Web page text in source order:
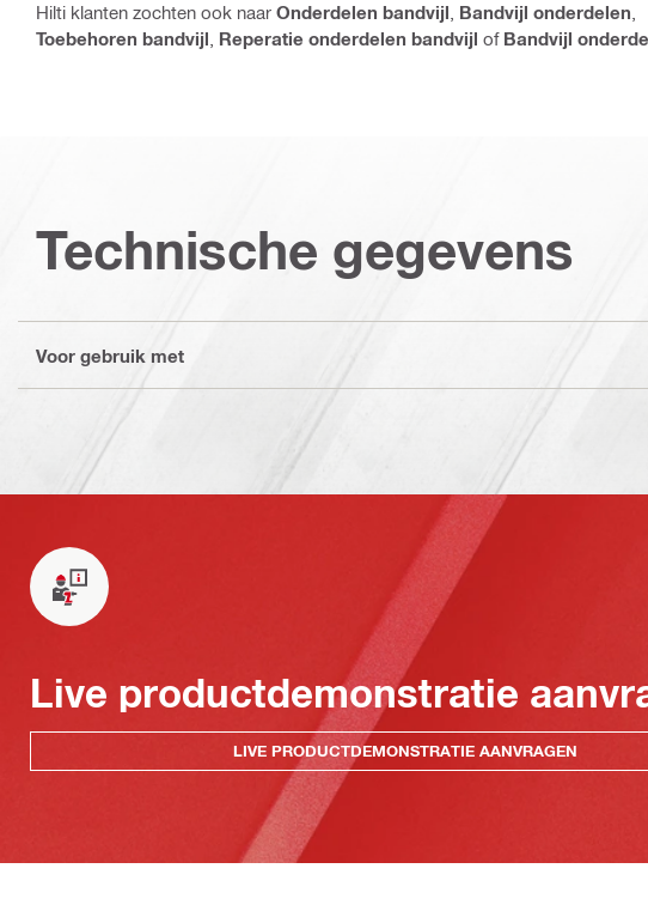
Hilti klanten zochten ook naar Onderdelen bandvijl Bandvijl onderdelen
Toebehoren bandvijl Reperatie onderdelen bandvijl of Bandvijl
Technische gegevens
Voor gebruik met
Live productdemonstratie
LIVE PRODUCTDEMONSTRATIE AANVRAGEN